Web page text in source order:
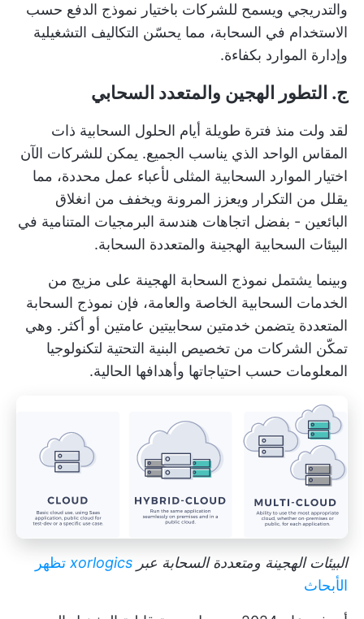
والتدريجي ويسمح للشركات باختيار نموذج الدفع حسب
الاستخدام في السحابة، مما يحسّن التكاليف التشغيلية
وإدارة الموارد بكفاءة.
ج. التطور الهجين والمتعدد السحابي
لقد ولت منذ فترة طويلة أيام الحلول السحابية ذات
المقاس الواحد الذي يناسب الجميع. يمكن للشركات الآن
اختيار الموارد السحابية المثلى لأعباء عمل محددة، مما
يقلل من التكرار ويعزز المرونة ويخفف من انغلاق
البائعين - بفضل اتجاهات هندسة البرمجيات المتنامية في
البيئات السحابية الهجينة والمتعددة السحابة.
وبينما يشتمل نموذج السحابة الهجينة على مزيج من
الخدمات السحابية الخاصة والعامة، فإن نموذج السحابة
المتعددة يتضمن خدمتين سحابيتين عامتين أو أكثر. وهي
تمكّن الشركات من تخصيص البنية التحتية لتكنولوجيا
المعلومات حسب احتياجاتها وأهدافها الحالية.
البيئات الهجينة ومتعددة السحابة عبر xorlogics تظهر
الأبحاث